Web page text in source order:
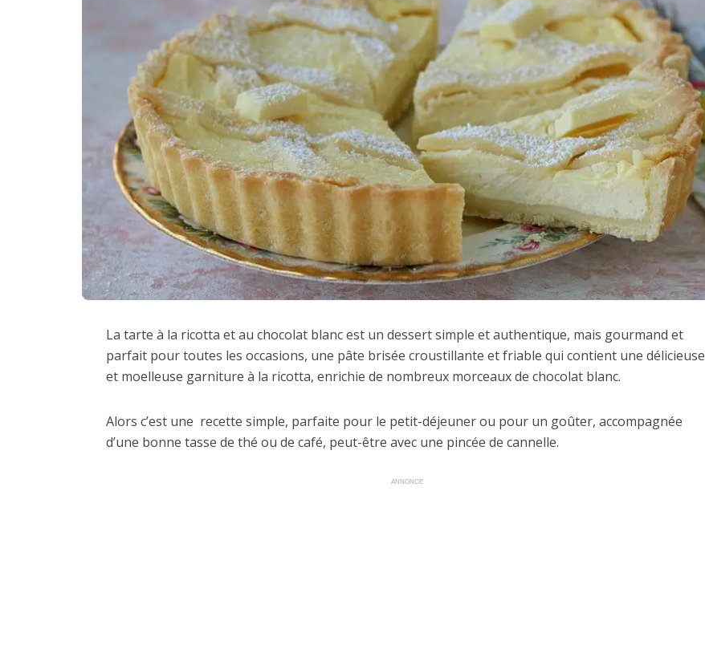
La tarte à la ricotta et au chocolat blanc est un dessert simple et authentique, mais gourmand et
parfait pour toutes les occasions, une pâte brisée croustillante et friable qui contient une délicieuse
et moelleuse garniture à la ricotta, enrichie de nombreux morceaux de chocolat blanc.
Alors c’est une recette simple, parfaite pour le petit-déjeuner ou pour un goûter, accompagnée
d’une bonne tasse de thé ou de café, peut-être avec une pincée de cannelle.
ANNONCE